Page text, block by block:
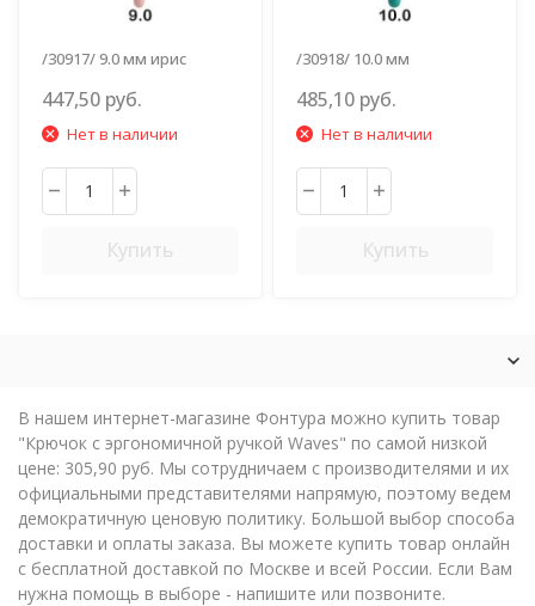
/30917/ 9.0 мм ирис
447,50 руб.
Нет в наличии
Купить
/30918/ 10.0 мм
485,10 руб.
Нет в наличии
Купить
В нашем интернет-магазине Фонтура можно купить товар
"Крючок с эргономичной ручкой Waves" по самой низкой
цене: 305,90 руб. Мы сотрудничаем с производителями и их
официальными представителями напрямую, поэтому ведем
демократичную ценовую политику. Большой выбор способа
доставки и оплаты заказа. Вы можете купить товар онлайн
с бесплатной доставкой по Москве и всей России. Если Вам
нужна помощь в выборе - напишите или позвоните.